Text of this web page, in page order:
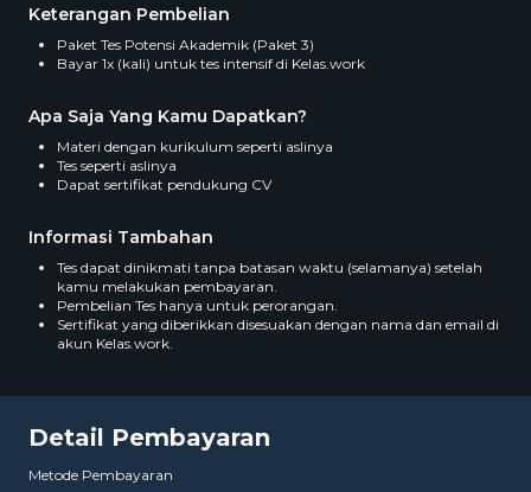
Keterangan Pembelian
Paket Tes Potensi Akademik (Paket 3)
Bayar 1x (kali) untuk tes intensif di Kelas.work
Apa Saja Yang Kamu Dapatkan?
Materi dengan kurikulum seperti aslinya
Tes seperti aslinya
Dapat sertifikat pendukung CV
Informasi Tambahan
Tes dapat dinikmati tanpa batasan waktu (selamanya) setelah
kamu melakukan pembayaran.
Pembelian Tes hanya untuk perorangan.
Sertifikat yang diberikkan disesuakan dengan nama dan email di
akun Kelas.work.
Detail Pembayaran
Metode Pembayaran